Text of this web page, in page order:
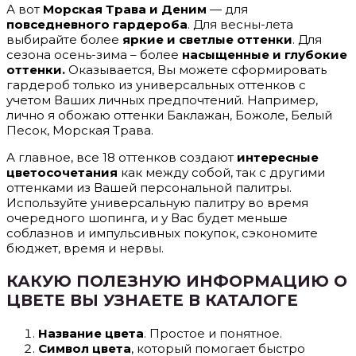
А вот Морская Трава и Деним — для
повседневного гардероба. Для весны-лета
выбирайте более яркие и светлые оттенки. Для
сезона осень-зима – более насыщенные и глубокие
оттенки. Оказывается, Вы можете сформировать
гардероб только из универсальных оттенков с
учетом Ваших личных предпочтений. Например,
лично я обожаю оттенки Баклажан, Божоле, Белый
Песок, Морская Трава.
А главное, все 18 оттенков создают интересные
цветосочетания как между собой, так с другими
оттенками из Вашей персональной палитры.
Используйте универсальную палитру во время
очередного шопинга, и у Вас будет меньше
соблазнов и импульсивных покупок, сэкономите
бюджет, время и нервы.
КАКУЮ ПОЛЕЗНУЮ ИНФОРМАЦИЮ О
ЦВЕТЕ ВЫ УЗНАЕТЕ В КАТАЛОГЕ
Название цвета. Простое и понятное.
Символ цвета, который помогает быстро